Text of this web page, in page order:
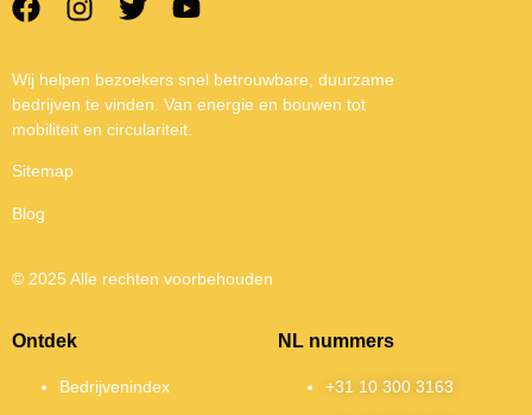
Wij helpen bezoekers snel betrouwbare, duurzame
bedrijven te vinden. Van energie en bouwen tot
mobiliteit en circulariteit.
Sitemap
Blog
© 2025 Alle rechten voorbehouden
Ontdek
Bedrijvenindex
NL nummers
+31 10 300 3163